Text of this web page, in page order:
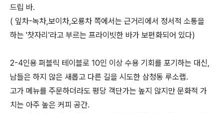
드립 바.
( 잎차-녹차,보이차,오룡차 쪽에서는 근거리에서 정서적 소통을
하는 '찻자리'라고 부르는 프라이빗한 바가 보편화되어 있다)
2-4인용 퍼블릭 테이블로 10인 이상 수용 기회를 포기하는 대신,
남들은 하지 않은 새롭고 다른 길을 시도한 삼청동 루소랩.
고가 메뉴를 주문하더라도 평당 객단가는 높지 않지만 문화적 가
치는 아주 높은 커피 공간.